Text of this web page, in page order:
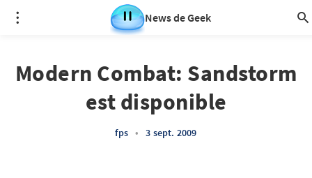
News de Geek
Modern Combat: Sandstorm
est disponible
fps • 3 sept. 2009